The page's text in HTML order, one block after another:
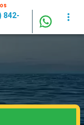
842-